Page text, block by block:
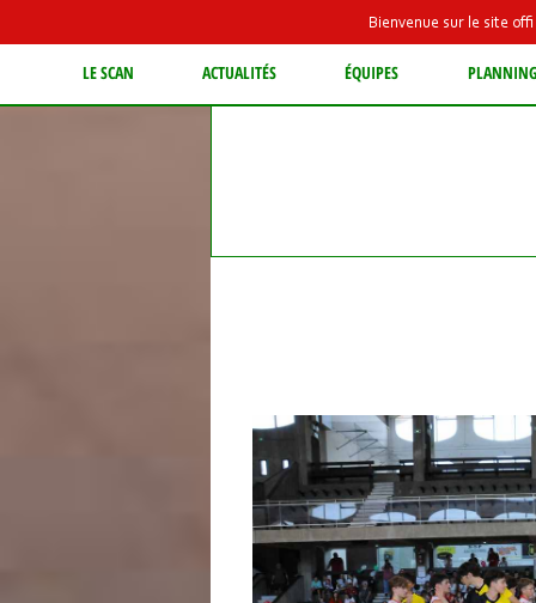
Bienvenue sur le site
LE SCAN ACTUALITÉS ÉQUIPES